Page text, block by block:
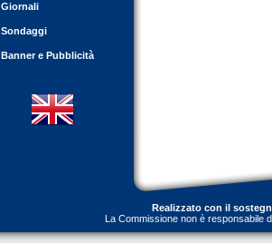
Giornali
Sondaggi
Banner e Pubblicità
Realizzato con il
La Commissione non è responsabile